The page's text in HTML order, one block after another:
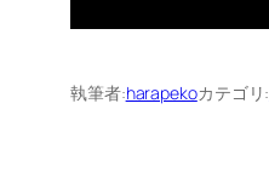
執筆者:harapekoカテゴリ: